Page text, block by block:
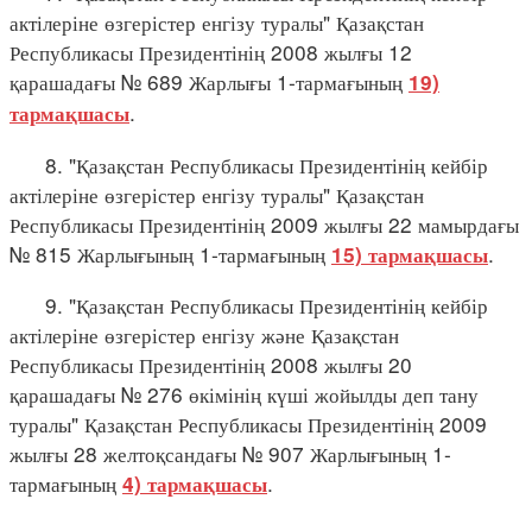
актілеріне өзгерістер енгізу туралы" Қазақстан
Республикасы Президентінің 2008 жылғы 12
қарашадағы № 689 Жарлығы 1-тармағының 19)
тармақшасы.
8. "Қазақстан Республикасы Президентінің кейбір
актілеріне өзгерістер енгізу туралы" Қазақстан
Республикасы Президентінің 2009 жылғы 22 мамырдағы
№ 815 Жарлығының 1-тармағының 15) тармақшасы.
9. "Қазақстан Республикасы Президентінің кейбір
актілеріне өзгерістер енгізу және Қазақстан
Республикасы Президентінің 2008 жылғы 20
қарашадағы № 276 өкімінің күші жойылды деп тану
туралы" Қазақстан Республикасы Президентінің 2009
жылғы 28 желтоқсандағы № 907 Жарлығының 1-
тармағының 4) тармақшасы.